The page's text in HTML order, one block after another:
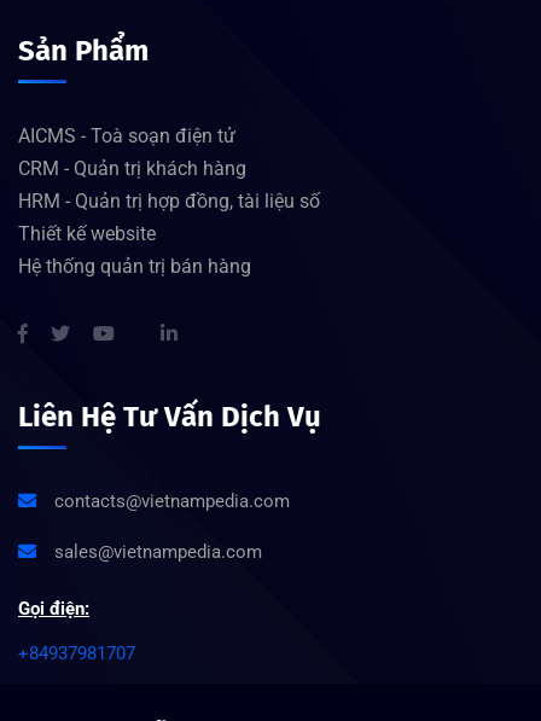
Sản Phẩm
AICMS - Toà soạn điện tử
CRM - Quản trị khách hàng
HRM - Quản trị hợp đồng, tài liệu số
Thiết kế website
Hệ thống quản trị bán hàng
Liên Hệ Tư Vấn Dịch Vụ
contacts@vietnampedia.com
sales@vietnampedia.com
Gọi điện:
+84937981707